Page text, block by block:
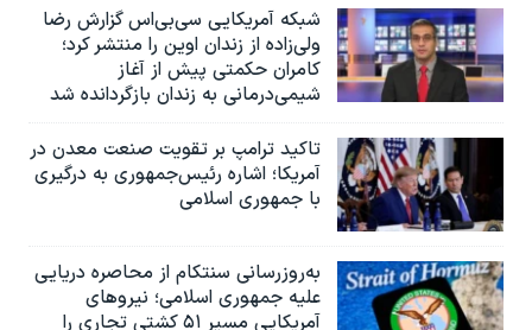
شبکه آمریکایی سی‌بی‌‌اس گزارش رضا
ولی‌زاده از زندان اوین را منتشر کرد؛
کامران حکمتی پیش از آغاز
شیمی‌درمانی به زندان بازگردانده شد
تاکید ترامپ بر تقویت صنعت معدن در
آمریکا؛ اشاره رئیس‌جمهوری به درگیری
با جمهوری اسلامی
به‌روزرسانی سنتکام از محاصره دریایی
علیه جمهوری اسلامی؛ نیروهای
آمریکایی مسیر ۵۱ کشتی تجاری را